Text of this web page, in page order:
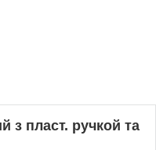
з пласт. ручкой та